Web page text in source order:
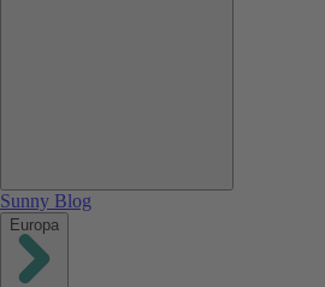
Sunny Blog
Europa